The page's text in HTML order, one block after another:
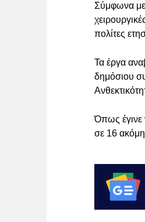
Σύμφωνα με
πολίτες
Τα έργα
δημόσιου
Όπως έγινε
σε 16